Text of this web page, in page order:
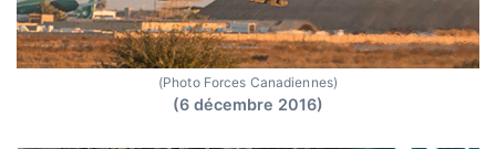
(Photo Forces Canadiennes)
(6 décembre 2016)